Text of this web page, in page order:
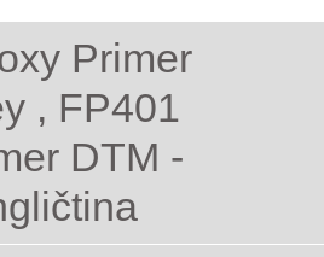
Primer
, FP401
DTM -